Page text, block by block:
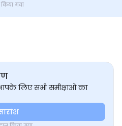
किया गया
लिए सभी समीक्षाओं का